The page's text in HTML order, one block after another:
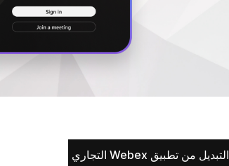
التبديل من تطبيق Webex التجاري